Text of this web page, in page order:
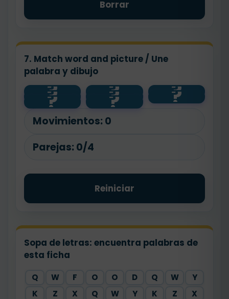
Borrar
7. Match word and picture / Une
palabra y dibujo
?
car ?
🚌 ?
🚆
?
train ?
bike ?
🚗
?
bus ?
🚲
Movimientos: 0
Parejas: 0/4
Reiniciar
Sopa de letras: encuentra palabras de
esta ficha
Q W F O O D Q W
Y
K
Z X Q W Y K Z
X